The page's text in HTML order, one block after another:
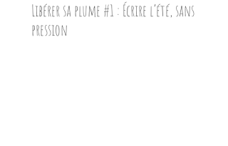
Libérer sa plume #1 : Écrire l’été, sans
pression